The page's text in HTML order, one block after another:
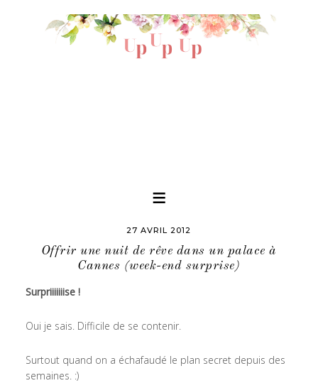
27 AVRIL 2012
Offrir une nuit de rêve dans un palace à
Cannes (week-end surprise)
Surpriiiiiiise !
Oui je sais. Difficile de se contenir.
Surtout quand on a échafaudé le plan secret depuis des
semaines. :)